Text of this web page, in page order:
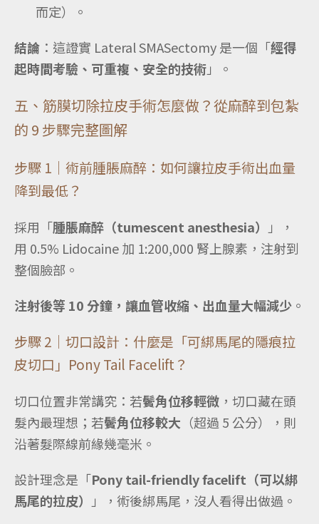
而定）。
結論 ：這證實 Lateral SMASectomy 是一個「經得
起時間考驗、可重複、安全的技術」。
五、筋膜切除拉皮手術怎麼做？從麻醉到包紮
的 9 步驟完整圖解
步驟 1｜術前腫脹麻醉：如何讓拉皮手術出血量
降到最低？
採用「腫脹麻醉（tumescent anesthesia）
」，
用 0.5% Lidocaine 加 1:200,000 腎上腺素，注射到
整個臉部。
注射後等 10 分鐘，讓血管收縮、出血量大幅減少 。
步驟 2｜切口設計：什麼是「可綁馬尾的隱痕拉
皮切口」Pony Tail Facelift？
切口位置非常講究：若鬢角位移輕微 ，切口藏在頭
髮內最理想；若鬢角位移較大 （超過 5 公分），則
沿著髮際線前緣幾毫米。
設計理念是「Pony tail-friendly facelift（可以綁
馬尾的拉皮）
」，術後綁馬尾，沒人看得出做過。